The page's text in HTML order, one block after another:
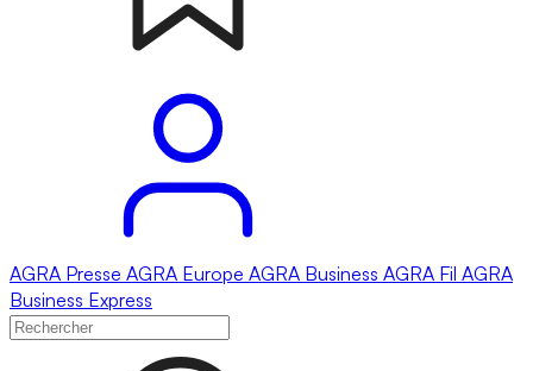
AGRA Presse AGRA Europe AGRA Business AGRA Fil AGRA
Business Express